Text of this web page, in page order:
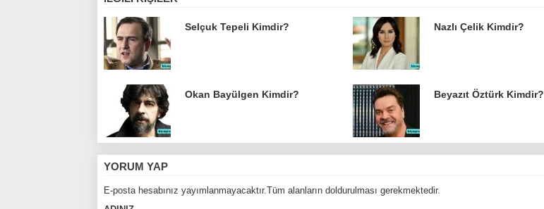
Selçuk Tepeli Kimdir? Nazlı Çelik Kimdir?
Okan Bayülgen Kimdir? Beyazıt Öztürk Kimdir?
YORUM YAP
E-posta hesabınız yayımlanmayacaktır.Tüm alanların doldurulması gerekmektedir.